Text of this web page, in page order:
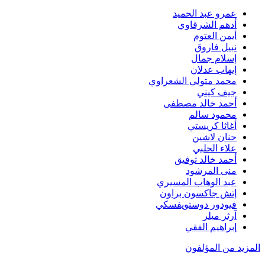
عمرو عبد الحميد
أدهم الشرقاوي
أيمن العتوم
نبيل فاروق
إسلام جمال
إيهاب عدلان
محمد متولي الشعراوي
جيف كيني
أحمد خالد مصطفى
محمود سالم
أغاثا كريستي
حنان لاشين
علاء الحلبي
أحمد خالد توفيق
منى المرشود
عبد الوهاب المسيري
إتش جاكسون براون
فيودور دوستويفسكي
آرثر ميلر
إبراهيم الفقي
المزيد من المؤلفون